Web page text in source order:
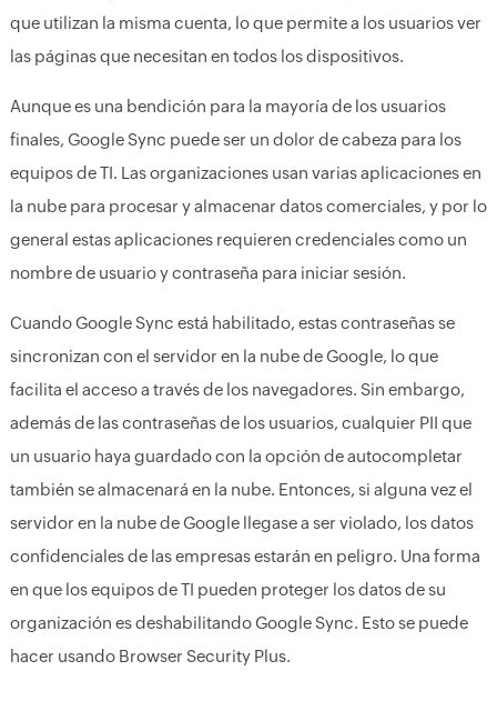
que utilizan la misma cuenta, lo que permite a los usuarios ver
las páginas que necesitan en todos los dispositivos.
Aunque es una bendición para la mayoría de los usuarios
finales, Google Sync puede ser un dolor de cabeza para los
equipos de TI. Las organizaciones usan varias aplicaciones en
la nube para procesar y almacenar datos comerciales, y por lo
general estas aplicaciones requieren credenciales como un
nombre de usuario y contraseña para iniciar sesión.
Cuando Google Sync está habilitado, estas contraseñas se
sincronizan con el servidor en la nube de Google, lo que
facilita el acceso a través de los navegadores. Sin embargo,
además de las contraseñas de los usuarios, cualquier PII que
un usuario haya guardado con la opción de autocompletar
también se almacenará en la nube. Entonces, si alguna vez el
servidor en la nube de Google llegase a ser violado, los datos
confidenciales de las empresas estarán en peligro. Una forma
en que los equipos de TI pueden proteger los datos de su
organización es deshabilitando Google Sync. Esto se puede
hacer usando Browser Security Plus.